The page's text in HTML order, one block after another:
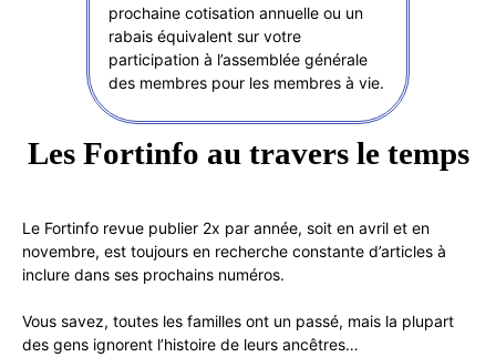
prochaine cotisation annuelle ou un
rabais équivalent sur votre
participation à l’assemblée générale
des membres pour les membres à vie.
Les Fortinfo au travers le temps
Le Fortinfo revue publier 2x par année, soit en avril et en
novembre, est toujours en recherche constante d’articles à
inclure dans ses prochains numéros.
Vous savez, toutes les familles ont un passé, mais la plupart
des gens ignorent l’histoire de leurs ancêtres…